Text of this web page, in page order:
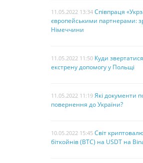
11.05.2022 13:34 Співпраця
європейськими партнерами:
Німеччини
11.05.2022 11:50 Куди
екстрену допомогу у Польщі
11.05.2022 11:19 Які документи
повернення до України?
10.05.2022 15:45 Світ
біткойнів (BTC) на USDT на